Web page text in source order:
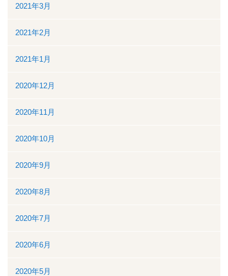
2021年3月
2021年2月
2021年1月
2020年12月
2020年11月
2020年10月
2020年9月
2020年8月
2020年7月
2020年6月
2020年5月